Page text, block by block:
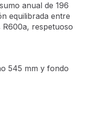
anual de 196
equilibrada entre
respetuoso
545 mm y fondo